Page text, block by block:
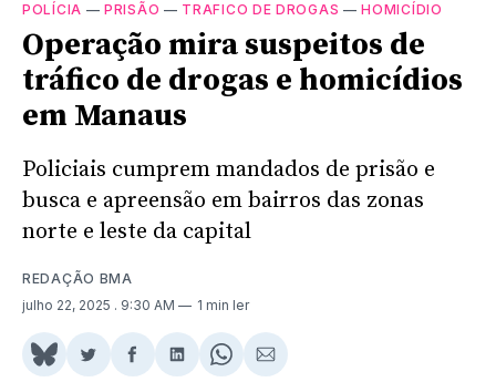
POLÍCIA —PRISÃO — TRAFICO DE DROGAS —HOMICÍDIO
Operação mira suspeitos de
tráfico de drogas e homicídios
em Manaus
Policiais cumprem mandados de prisão e
busca e apreensão em bairros das zonas
norte e leste da capital
REDAÇÃO BMA
julho 22, 2025 . 9:30 AM 1 min ler
ShareCompartilhar
Compartilhar
Compartilhar
ShareCompartilhar